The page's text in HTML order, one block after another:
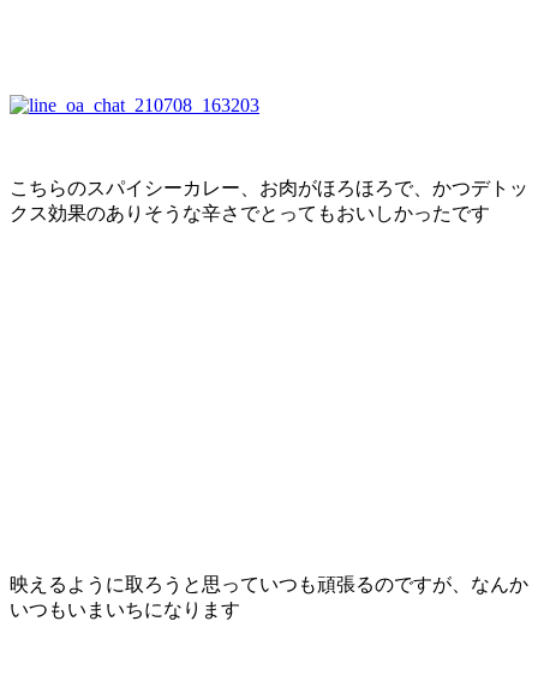
こちらのスパイシーカレー、お肉がほろほろで、かつデトッ
クス効果のありそうな辛さでとってもおいしかったです
映えるように取ろうと思っていつも頑張るのですが、なんか
いつもいまいちになります